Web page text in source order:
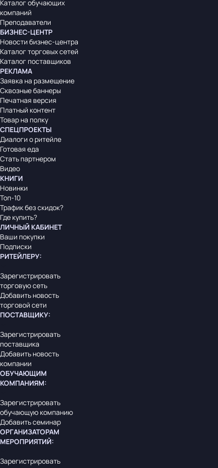
Каталог обучающих
компаний
Преподаватели
БИЗНЕС-ЦЕНТР
Новости бизнес-центра
Каталог торговых сетей
Каталог поставщиков
РЕКЛАМА
Заявка на размещение
Сквозные баннеры
Печатная версия
Платный контент
Товар на полку
СПЕЦПРОЕКТЫ
Диалоги о ритейле
Готовая еда
Стать партнером
Видео
КНИГИ
Новинки
Топ-10
Трафик без скидок?
Где купить?
ЛИЧНЫЙ КАБИНЕТ
Ваши покупки
Подписки
РИТЕЙЛЕРУ:
Зарегистрировать
торговую сеть
Добавить новость
торговой сети
ПОСТАВЩИКУ:
Зарегистрировать
поставщика
Добавить новость
компании
ОБУЧАЮЩИМ
КОМПАНИЯМ:
Зарегистрировать
обучающую компанию
Добавить семинар
ОРГАНИЗАТОРАМ
МЕРОПРИЯТИЙ:
Зарегистрировать